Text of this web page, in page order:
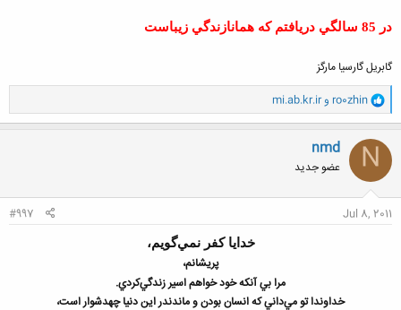
در 85 سالگي دريافتم كه همانا زندگي زيباست
گابريل گارسيا مارگز
و
ا
ک
ن
ش
ه
ا
ro0zhin وmi.ab.kr.ir
N
nmd
عضو جدید
Jul 8, 2011
#997
خدايا کفر نمي‌گويم،
پريشانم،
مرا بي ‌آنکه خود خواهم اسير زندگي‌کردي.
خداوندا تو مي‌داني‌ که انسان بودن و ماندندر اين دنيا چهدشوار است،